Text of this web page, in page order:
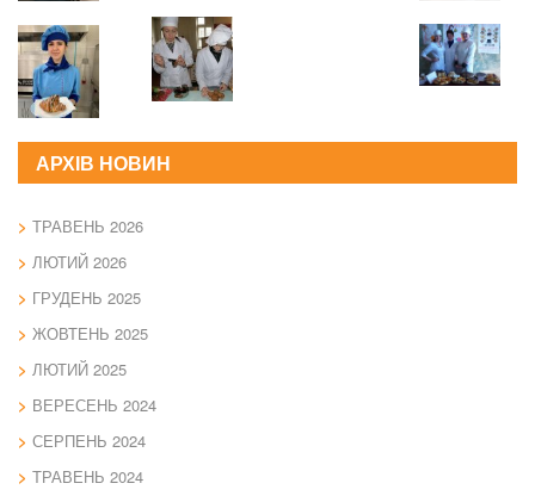
АРХІВ НОВИН
ТРАВЕНЬ 2026
ЛЮТИЙ 2026
ГРУДЕНЬ 2025
ЖОВТЕНЬ 2025
ЛЮТИЙ 2025
ВЕРЕСЕНЬ 2024
СЕРПЕНЬ 2024
ТРАВЕНЬ 2024